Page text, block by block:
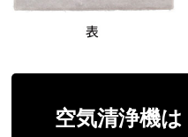
空気清浄機は